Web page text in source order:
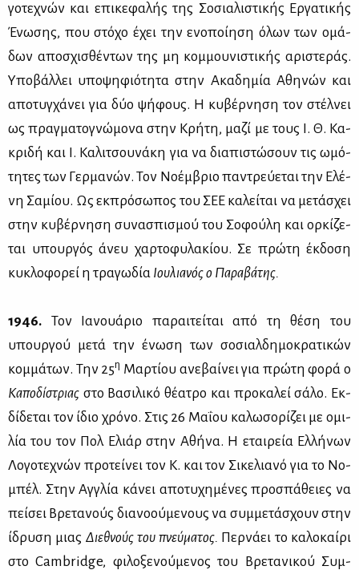
γο­τε­χνών και επι­κε­φα­λής της Σο­σια­λι­στι­κής Ερ­γα­τι­κής
Ένω­σης, που στό­χο έχει την ενο­ποί­η­ση όλων των ομά­
δων απο­σχι­σθέ­ντων της μη κομ­μου­νι­στι­κής αρι­στε­ράς.
Υπο­βάλ­λει υπο­ψη­φιό­τη­τα στην Ακα­δη­μία Αθη­νών και
απο­τυγ­χά­νει για δύο ψή­φους. Η κυ­βέρ­νη­ση τον στέλ­νει
ως πραγ­μα­το­γνώ­μο­να στην Κρή­τη, μα­ζί με τους Ι. Θ. Κα­
κρι­δή και Ι. Κα­λι­τσου­νά­κη για να δια­πι­στώ­σουν τις ωμό­
τη­τες των Γερ­μα­νών. Τον Νο­έμ­βριο πα­ντρεύ­ε­ται την Ελέ­
νη Σα­μί­ου. Ως εκ­πρό­σω­πος του ΣΕΕ κα­λεί­ται να με­τά­σχει
στην κυ­βέρ­νη­ση συ­να­σπι­σμού του Σο­φού­λη και ορ­κί­ζε­
ται υπουρ­γός άνευ χαρ­το­φυ­λα­κί­ου. Σε πρώ­τη έκ­δο­ση
κυ­κλο­φο­ρεί η τρα­γω­δία Ιου­λια­νός ο Πα­ρα­βά­της.
1946. Τον Ια­νουά­ριο πα­ραι­τεί­ται από τη θέ­ση του
υπουρ­γού με­τά την ένω­ση των σο­σιαλ­δη­μο­κρα­τι­κών
κομ­μά­των. Την 25η Μαρ­τί­ου ανε­βαί­νει για πρώ­τη φο­ρά ο
Κα­πο­δί­στριας στο Βα­σι­λι­κό θέ­α­τρο και προ­κα­λεί σά­λο. Εκ­
δί­δε­ται τον ίδιο χρό­νο. Στις 26 Μα­ΐ­ου κα­λω­σο­ρί­ζει με ομι­
λία του τον Πολ Ελιάρ στην Αθή­να. Η εται­ρεία Ελ­λή­νων
Λο­γο­τε­χνών προ­τεί­νει τον Κ. και τον Σι­κε­λια­νό για το Νο­
μπέλ. Στην Αγ­γλία κά­νει απο­τυ­χη­μέ­νες προ­σπά­θειες να
πεί­σει Βρε­τα­νούς δια­νο­ού­με­νους να συμ­με­τά­σχουν στην
ίδρυ­ση μιας Διε­θνούς του πνεύ­μα­τος. Περ­νά­ει το κα­λο­καί­ρι
στο Cambridge, φι­λο­ξε­νού­με­νος του Βρε­τα­νι­κού Συμ­